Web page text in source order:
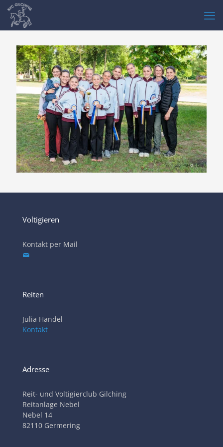
Voltigieren
Kontakt per Mail
Reiten
Julia Handel
Kontakt
Adresse
Reit- und Voltigierclub Gilching
Reitanlage Nebel
Nebel 14
82110 Germering